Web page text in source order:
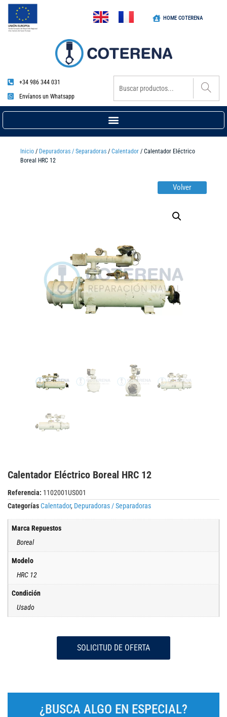
HOME COTERENA
+34 986 344 031
Envíanos un Whatsapp
Inicio / Depuradoras / Separadoras / Calentador / Calentador Eléctrico
Boreal HRC 12
Volver
Calentador Eléctrico Boreal HRC 12
Referencia: 1102001US001
CategoríasCalentador, Depuradoras / Separadoras
Marca Repuestos
Boreal
Modelo
HRC 12
Condición
Usado
SOLICITUD DE OFERTA
¿BUSCA ALGO EN ESPECIAL?